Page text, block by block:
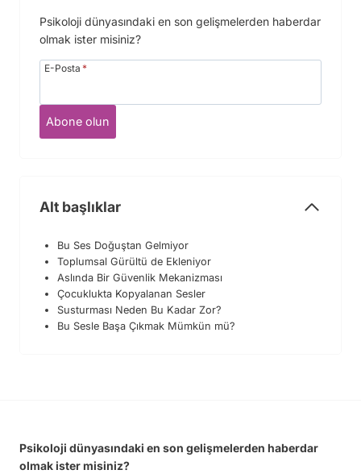
Psikoloji dünyasındaki en son gelişmelerden haberdar
olmak ister misiniz?
E-Posta *
Abone olun
Alt başlıklar
Bu Ses Doğuştan Gelmiyor
Toplumsal Gürültü de Ekleniyor
Aslında Bir Güvenlik Mekanizması
Çocuklukta Kopyalanan Sesler
Susturması Neden Bu Kadar Zor?
Bu Sesle Başa Çıkmak Mümkün mü?
Psikoloji dünyasındaki en son gelişmelerden haberdar
olmak ister misiniz?